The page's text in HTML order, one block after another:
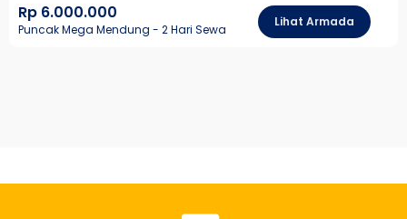
Rp 6.000.000
Puncak Mega Mendung - 2 Hari Sewa
Lihat Armada